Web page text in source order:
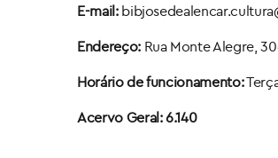
E-mail:
Endereço: Rua Monte Alegre,
Horário de funcionamento:
Acervo Geral: 6.140